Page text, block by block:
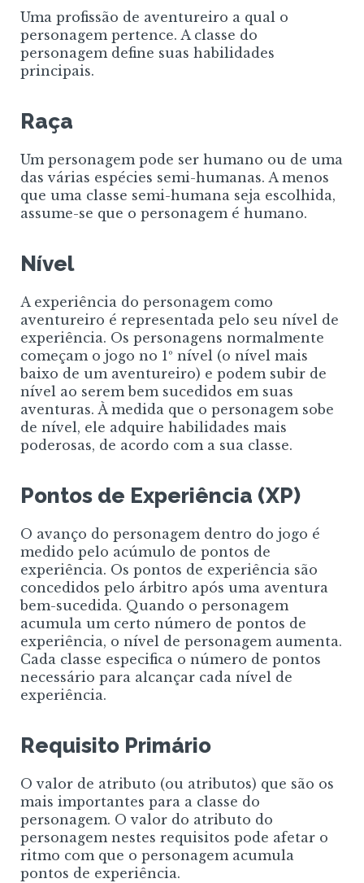
Uma profissão de aventureiro a qual o
personagem pertence. A classe do
personagem define suas habilidades
principais.
Raça
Um personagem pode ser humano ou de uma
das várias espécies semi-humanas. A menos
que uma classe semi-humana seja escolhida,
assume-se que o personagem é humano.
Nível
A experiência do personagem como
aventureiro é representada pelo seu nível de
experiência. Os personagens normalmente
começam o jogo no 1º nível (o nível mais
baixo de um aventureiro) e podem subir de
nível ao serem bem sucedidos em suas
aventuras. À medida que o personagem sobe
de nível, ele adquire habilidades mais
poderosas, de acordo com a sua classe.
Pontos de Experiência (XP)
O avanço do personagem dentro do jogo é
medido pelo acúmulo de pontos de
experiência. Os pontos de experiência são
concedidos pelo árbitro após uma aventura
bem-sucedida. Quando o personagem
acumula um certo número de pontos de
experiência, o nível de personagem aumenta.
Cada classe especifica o número de pontos
necessário para alcançar cada nível de
experiência.
Requisito Primário
O valor de atributo (ou atributos) que são os
mais importantes para a classe do
personagem. O valor do atributo do
personagem nestes requisitos pode afetar o
ritmo com que o personagem acumula
pontos de experiência.